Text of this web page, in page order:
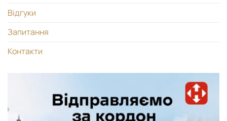
Відгуки
Запитання
Контакти